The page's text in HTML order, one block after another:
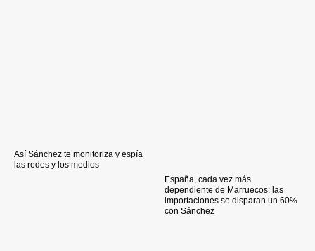
Así Sánchez te monitoriza y espía
las redes y los medios
España, cada vez más
dependiente de Marruecos: las
importaciones se disparan un 60%
con Sánchez